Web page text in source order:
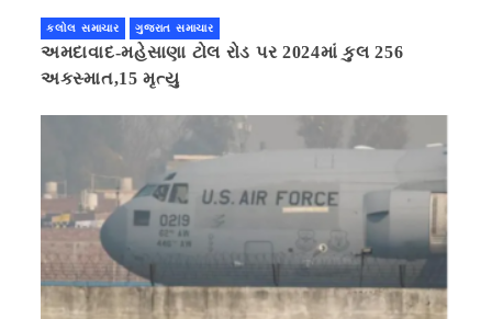
કલોલ સમાચાર ગુજરાત સમાચાર
અમદાવાદ-મહેસાણા ટોલ રોડ પર 2024માં કુલ 256
અકસ્માત,15 મૃત્યુ